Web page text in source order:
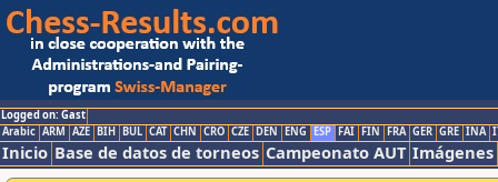
Logged on: Gast
Arabic ARM AZE BIH BUL CAT CHN CRO CZE DEN ENG ESP FAI FIN FRA GER GRE INA
Inicio Base de datos de torneos Campeonato AUT Imágenes